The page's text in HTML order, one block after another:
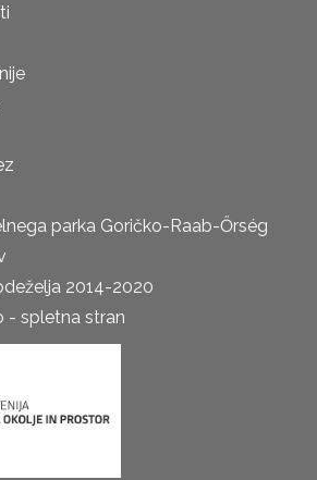
parka Goričko-Raab-Őrség
2014-2020
- spletna stran